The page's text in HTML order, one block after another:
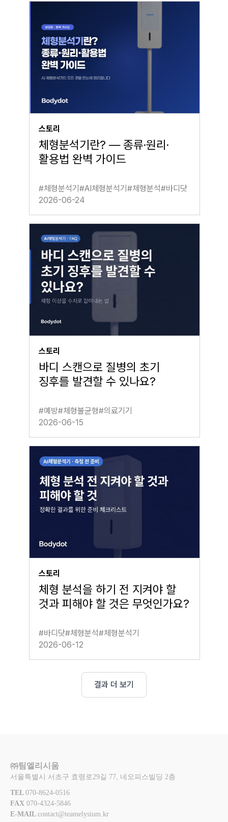
스토리
체형분석기란? — 종류·원리·
활용법 완벽 가이드
#체형분석기 #AI체형분석기 #체형분석#바디닷
2026-06-24
스토리
바디 스캔으로 질병의 초기
징후를 발견할 수 있나요?
#예방#체형불균형#의료기기
2026-06-15
스토리
체형 분석을 하기 전 지켜야 할
것과 피해야 할 것은 무엇인가요?
#바디닷#체형분석#체형분석기
2026-06-12
결과 더 보기
㈜팀엘리시움
서울특별시 서초구 효령로29길 77, 네오피스빌딩 2층
TEL 070-8624-0516
FAX 070-4324-5846
E-MAIL contact@teamelysium.kr